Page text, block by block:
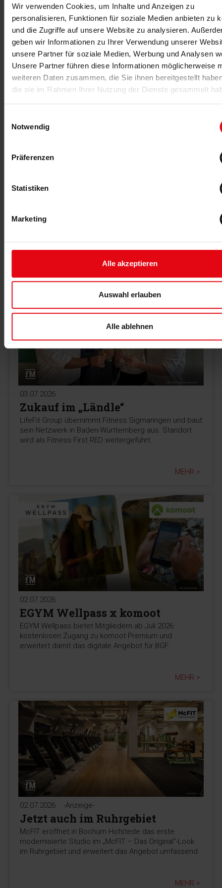
Wir verwenden Cookies, um Inhalte und Anzeigen zu
personalisieren, Funktionen für soziale Medien anbieten zu
und die Zugriffe auf unsere Website zu analysieren.
geben wir Informationen zu Ihrer Verwendung unserer
unsere Partner für soziale Medien, Werbung und Analysen
Unsere Partner führen diese Informationen möglicherweise
weiteren Daten zusammen, die Sie ihnen bereitgestellt
die sie im Rahmen Ihrer Nutzung der Dienste gesammelt
Notwendig
Präferenzen
Statistiken
Marketing
Alle akzeptieren
Auswahl erlauben
Alle ablehnen
Der Deutsche Gesundheitsball im September 2026 in
Offenbach kombiniert Dinnershow, Networking, Award
und Branchenabend.
MEHR >
03.07.2026
TRINITY stellt mit TRINITY OS eine integrierte
Managementplattform für Fitnessstudios vor. Die KI-
zentrale Unternehmensdaten.
03.07.2026
Zukauf im „Ländle“
LifeFit Group übernimmt Fitness Sigmaringen und baut
sein Netzwerk in Baden-Württemberg aus. Standort
wird als Fitness First RED weitergeführt.
MEHR >
02.07.2026
EGYM Wellpass x komoot
EGYM Wellpass bietet Mitgliedern ab Juli 2026
kostenlosen Zugang zu komoot Premium und
erweitert damit das digitale Angebot für BGF.
MEHR >
02.07.2026 -Anzeige-
Jetzt auch im Ruhrgebiet
McFIT eröffnet in Bochum Hofstede das erste
modernisierte Studio im „McFIT – Das Original“-Look
im Ruhrgebiet und erweitert das Angebot umfassend.
MEHR >